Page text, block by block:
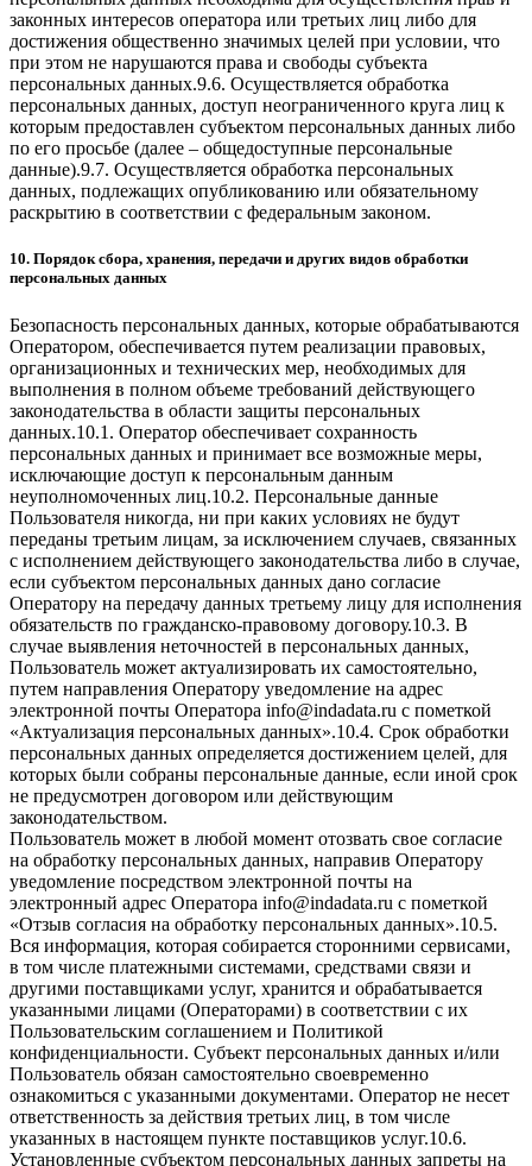
законных интересов оператора или третьих лиц либо для
достижения общественно значимых целей при условии, что
при этом не нарушаются права и свободы субъекта
персональных данных.9.6. Осуществляется обработка
персональных данных, доступ неограниченного круга лиц к
которым предоставлен субъектом персональных данных либо
по его просьбе (далее – общедоступные персональные
данные).9.7. Осуществляется обработка персональных
данных, подлежащих опубликованию или обязательному
раскрытию в соответствии с федеральным законом.
10. Порядок сбора, хранения, передачи и других видов обработки
персональных данных
Безопасность персональных данных, которые обрабатываются
Оператором, обеспечивается путем реализации правовых,
организационных и технических мер, необходимых для
выполнения в полном объеме требований действующего
законодательства в области защиты персональных
данных.10.1. Оператор обеспечивает сохранность
персональных данных и принимает все возможные меры,
исключающие доступ к персональным данным
неуполномоченных лиц.10.2. Персональные данные
Пользователя никогда, ни при каких условиях не будут
переданы третьим лицам, за исключением случаев, связанных
с исполнением действующего законодательства либо в случае,
если субъектом персональных данных дано согласие
Оператору на передачу данных третьему лицу для исполнения
обязательств по гражданско-правовому договору.10.3. В
случае выявления неточностей в персональных данных,
Пользователь может актуализировать их самостоятельно,
путем направления Оператору уведомление на адрес
электронной почты Оператора info@indadata.ru с пометкой
«Актуализация персональных данных».10.4. Срок обработки
персональных данных определяется достижением целей, для
которых были собраны персональные данные, если иной срок
не предусмотрен договором или действующим
законодательством.
Пользователь может в любой момент отозвать свое согласие
на обработку персональных данных, направив Оператору
уведомление посредством электронной почты на
электронный адрес Оператора info@indadata.ru с пометкой
«Отзыв согласия на обработку персональных данных».10.5.
Вся информация, которая собирается сторонними сервисами,
в том числе платежными системами, средствами связи и
другими поставщиками услуг, хранится и обрабатывается
указанными лицами (Операторами) в соответствии с их
Пользовательским соглашением и Политикой
конфиденциальности. Субъект персональных данных и/или
Пользователь обязан самостоятельно своевременно
ознакомиться с указанными документами. Оператор не несет
ответственность за действия третьих лиц, в том числе
указанных в настоящем пункте поставщиков услуг.10.6.
Установленные субъектом персональных данных запреты на